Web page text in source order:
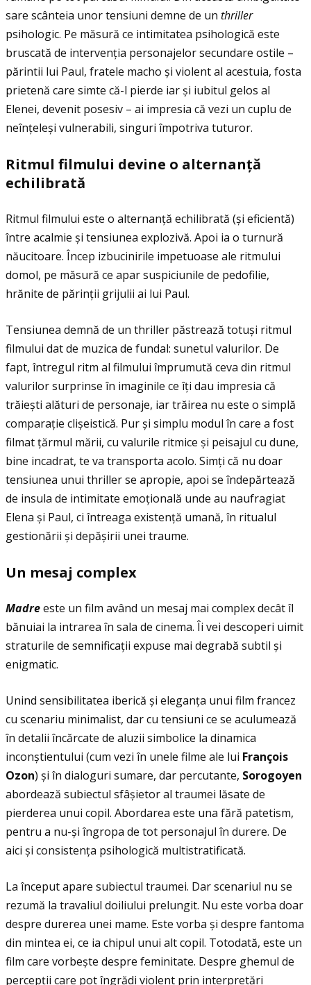
sare scânteia unor tensiuni demne de un thriller
psihologic. Pe măsură ce intimitatea psihologică este
bruscată de intervenţia personajelor secundare ostile –
părintii lui Paul, fratele macho și violent al acestuia, fosta
prietenă care simte că-l pierde iar și iubitul gelos al
Elenei, devenit posesiv – ai impresia că vezi un cuplu de
neînţeleși vulnerabili, singuri împotriva tuturor.
Ritmul filmului devine o alternanţă
echilibrată
Ritmul filmului este o alternanţă echilibrată (și eficientă)
între acalmie și tensiunea explozivă. Apoi ia o turnură
năucitoare. Încep izbucinirile impetuoase ale ritmului
domol, pe măsură ce apar suspiciunile de pedofilie,
hrănite de părinţii grijulii ai lui Paul.
Tensiunea demnă de un thriller păstrează totuși ritmul
filmului dat de muzica de fundal: sunetul valurilor. De
fapt, întregul ritm al filmului împrumută ceva din ritmul
valurilor surprinse în imaginile ce îţi dau impresia că
trăiești alături de personaje, iar trăirea nu este o simplă
comparaţie clișeistică. Pur și simplu modul în care a fost
filmat ţărmul mării, cu valurile ritmice și peisajul cu dune,
bine incadrat, te va transporta acolo. Simţi că nu doar
tensiunea unui thriller se apropie, apoi se îndepărtează
de insula de intimitate emoţională unde au naufragiat
Elena și Paul, ci întreaga existenţă umană, în ritualul
gestionării și depășirii unei traume.
Un mesaj complex
Madreeste un film având un mesaj mai complex decât îl
bănuiai la intrarea în sala de cinema. Îi vei descoperi uimit
straturile de semnificaţii expuse mai degrabă subtil și
enigmatic.
Unind sensibilitatea iberică și eleganţa unui film francez
cu scenariu minimalist, dar cu tensiuni ce se aculumează
în detalii încărcate de aluzii simbolice la dinamica
inconștientului (cum vezi în unele filme ale lui François
Ozon) și în dialoguri sumare, dar percutante, Sorogoyen
abordează subiectul sfâșietor al traumei lăsate de
pierderea unui copil. Abordarea este una fără patetism,
pentru a nu-și îngropa de tot personajul în durere. De
aici și consistenţa psihologică multistratificată.
La început apare subiectul traumei. Dar scenariul nu se
rezumă la travaliul doiliului prelungit. Nu este vorba doar
despre durerea unei mame. Este vorba și despre fantoma
din mintea ei, ce ia chipul unui alt copil. Totodată, este un
film care vorbește despre feminitate. Despre ghemul de
percepţii care pot îngrădi violent prin interpretări